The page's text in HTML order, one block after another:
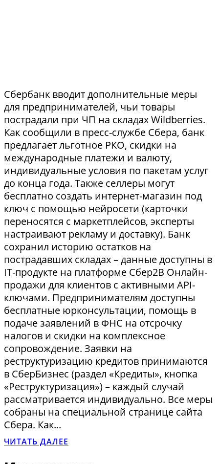
Сбербанк вводит дополнительные меры
для предпринимателей, чьи товары
пострадали при ЧП на складах Wildberries.
Как сообщили в пресс-службе Сбера, банк
предлагает льготное РКО, скидки на
международные платежи и валюту,
индивидуальные условия по пакетам услуг
до конца года. Также селлеры могут
бесплатно создать интернет-магазин под
ключ с помощью нейросети (карточки
переносятся с маркетплейсов, эксперты
настраивают рекламу и доставку). Банк
сохранил историю остатков на
пострадавших складах – данные доступны в
IT-продукте на платформе Сбер2В Онлайн-
продажи для клиентов с активными API-
ключами. Предпринимателям доступны
бесплатные юрконсультации, помощь в
подаче заявлений в ФНС на отсрочку
налогов и скидки на комплексное
сопровождение. Заявки на
реструктуризацию кредитов принимаются
в СберБизнес (раздел «Кредиты», кнопка
«Реструктуризация») – каждый случай
рассматривается индивидуально. Все меры
собраны на специальной странице сайта
Сбера. Как...
ЧИТАТЬ ДАЛЕЕ